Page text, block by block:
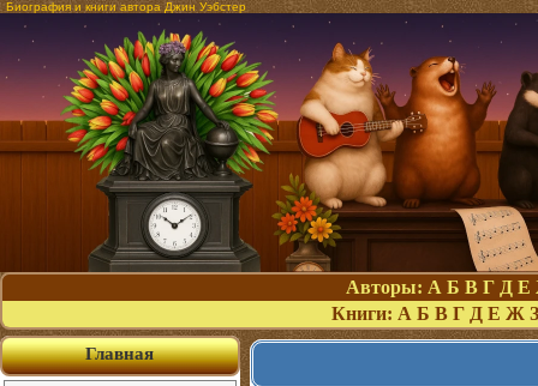
Биография и книги автора Джин Уэбстер
Авторы: А Б В Г Д Е
Книги: А Б В Г Д Е Ж З
Главная